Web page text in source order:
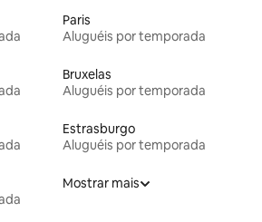
Paris
Aluguéis por temporada
Bruxelas
Aluguéis por temporada
Estrasburgo
Aluguéis por temporada
Mostrar mais